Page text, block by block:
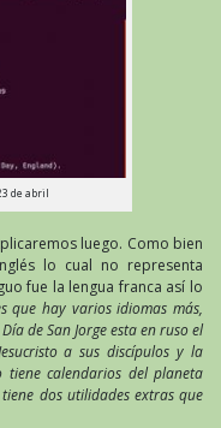
de abril
luego. Como bien
lo cual no representa
fue la lengua franca así lo
que hay varios idiomas más,
de San Jorge esta en ruso el
a sus discípulos y la
tiene calendarios del planeta
dos utilidades extras que